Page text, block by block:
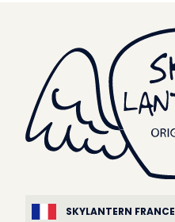
SKYLANTERN FRANCE